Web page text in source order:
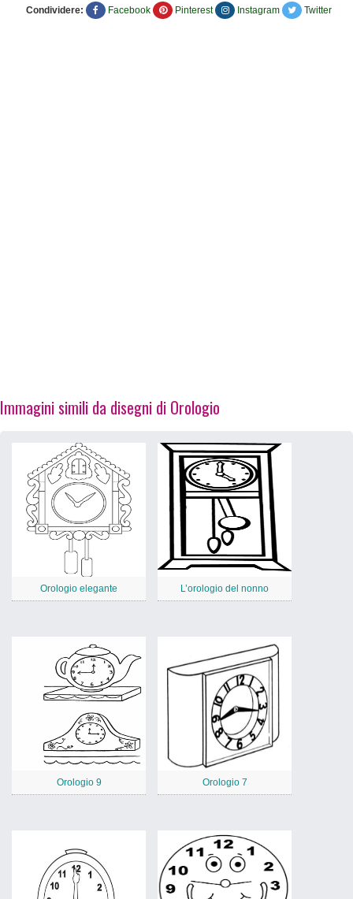
Condividere: Facebook Pinterest Instagram Twitter
Immagini simili da disegni di Orologio
Orologio elegante L’orologio del nonno
Orologio 9 Orologio 7